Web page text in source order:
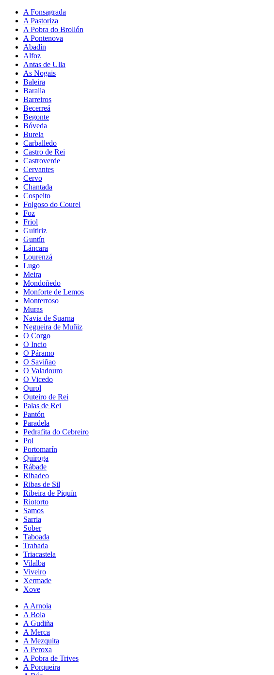
A Fonsagrada
A Pastoriza
A Pobra do Brollón
A Pontenova
Abadín
Alfoz
Antas de Ulla
As Nogais
Baleira
Baralla
Barreiros
Becerreá
Begonte
Bóveda
Burela
Carballedo
Castro de Rei
Castroverde
Cervantes
Cervo
Chantada
Cospeito
Folgoso do Courel
Foz
Friol
Guitiriz
Guntín
Láncara
Lourenzá
Lugo
Meira
Mondoñedo
Monforte de Lemos
Monterroso
Muras
Navia de Suarna
Negueira de Muñiz
O Corgo
O Incio
O Páramo
O Saviñao
O Valadouro
O Vicedo
Ourol
Outeiro de Rei
Palas de Rei
Pantón
Paradela
Pedrafita do Cebreiro
Pol
Portomarín
Quiroga
Rábade
Ribadeo
Ribas de Sil
Ribeira de Piquín
Riotorto
Samos
Sarria
Sober
Taboada
Trabada
Triacastela
Vilalba
Viveiro
Xermade
Xove
A Arnoia
A Bola
A Gudiña
A Merca
A Mezquita
A Peroxa
A Pobra de Trives
A Porqueira